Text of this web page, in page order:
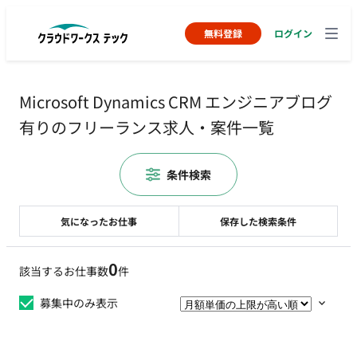
無料登録 ログイン
Microsoft Dynamics CRM エンジニアブログ
有りのフリーランス求人・案件一覧
該当するお仕事数0件
募集中のみ表示
気になったお仕事 保存した検索条件
条件検索